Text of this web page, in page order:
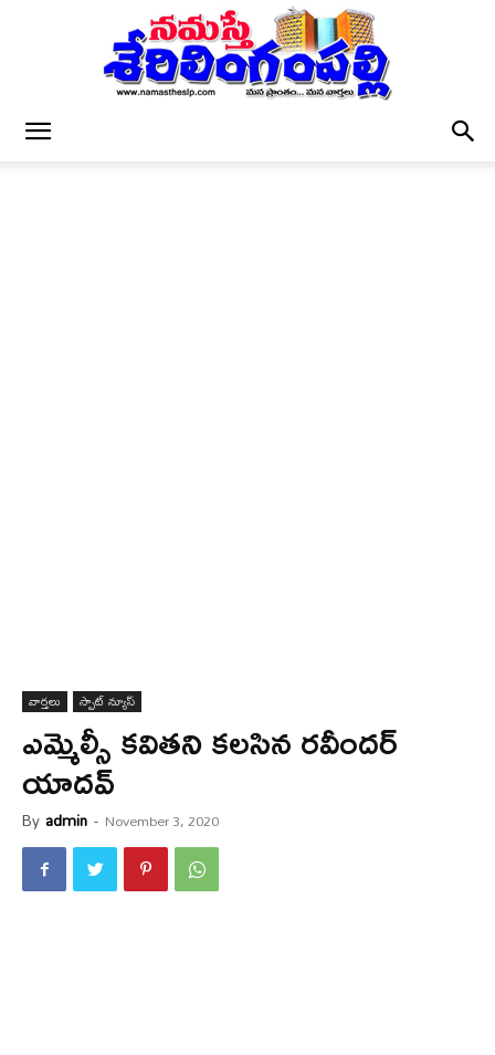
వార్త‌లు స్పాట్ న్యూస్
ఎమ్మెల్సీ కవితని కలసిన రవీందర్
యాదవ్
By admin - November 3, 2020